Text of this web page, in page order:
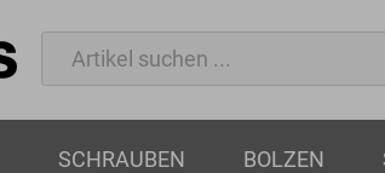
SCHRAUBEN BOLZEN